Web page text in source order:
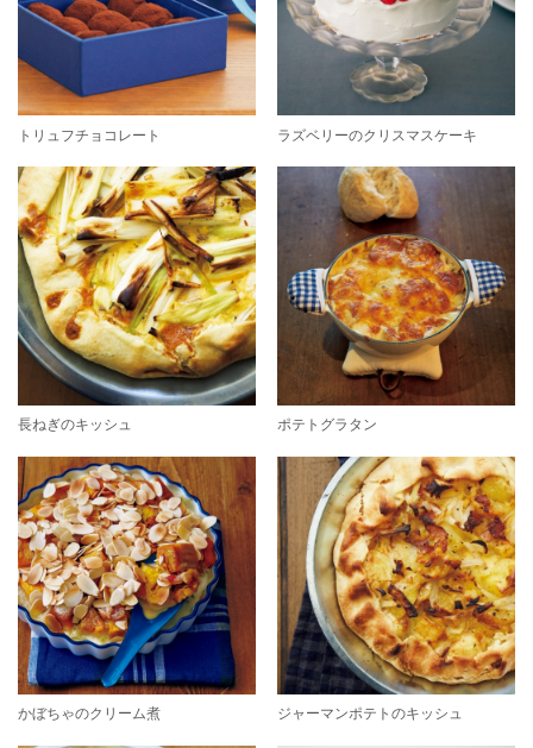
トリュフチョコレート ラズベリーのクリスマスケーキ
長ねぎのキッシュ ポテトグラタン
かぼちゃのクリーム煮 ジャーマンポテトのキッシュ